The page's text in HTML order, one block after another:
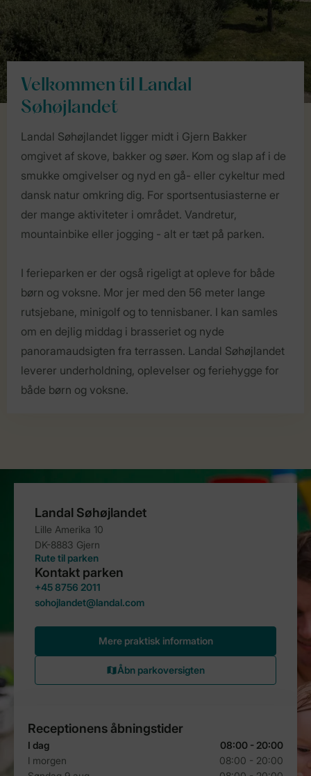
Velkommen til Landal
Søhøjlandet
Landal Søhøjlandet ligger midt i Gjern Bakker
omgivet af skove, bakker og søer. Kom og slap af i de
smukke omgivelser og nyd en gå- eller cykeltur med
dansk natur omkring dig. For sportsentusiasterne er
der mange aktiviteter i området. Vandretur,
mountainbike eller jogging - alt er tæt på parken.
I ferieparken er der også rigeligt at opleve for både
børn og voksne. Mor jer med den 56 meter lange
rutsjebane, minigolf og to tennisbaner. I kan samles
om en dejlig middag i brasseriet og nyde
panoramaudsigten fra terrassen. Landal Søhøjlandet
leverer underholdning, oplevelser og feriehygge for
både børn og voksne.